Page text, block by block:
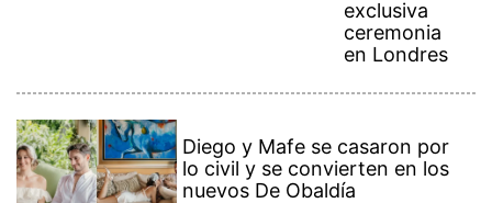
exclusiva
ceremonia
en Londres
Diego y Mafe se casaron por
lo civil y se convierten en los
nuevos De Obaldía